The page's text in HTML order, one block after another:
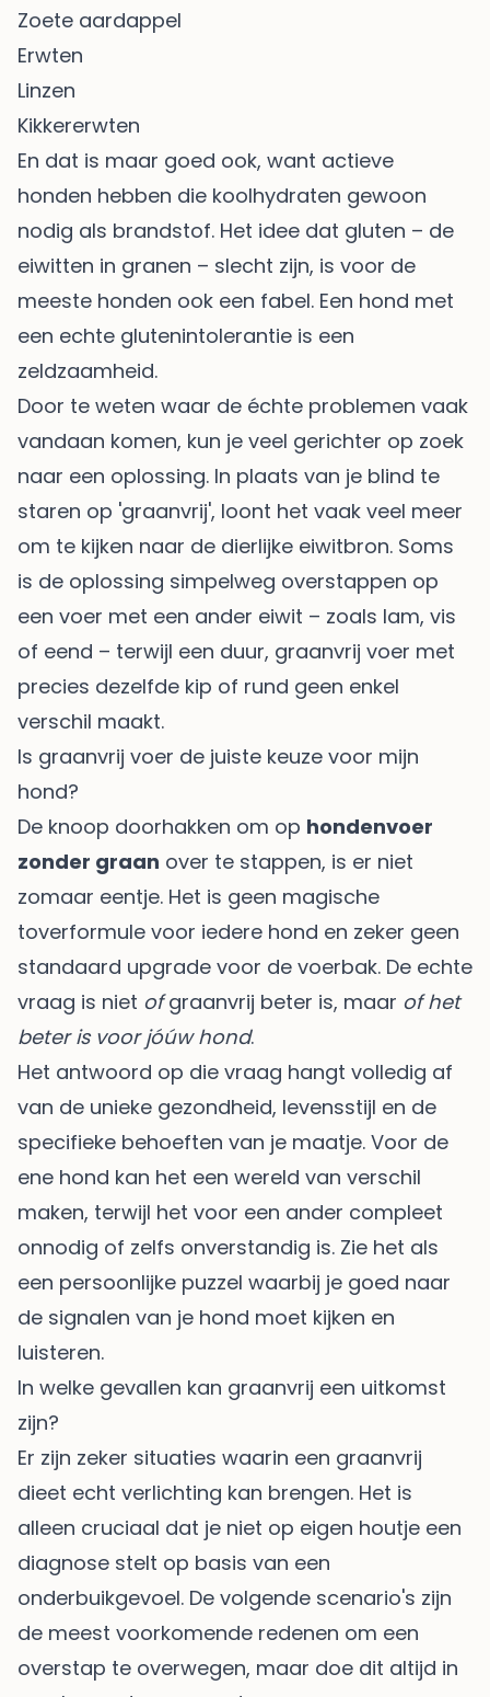
Zoete aardappel
Erwten
Linzen
Kikkererwten
En dat is maar goed ook, want actieve
honden hebben die koolhydraten gewoon
nodig als brandstof. Het idee dat gluten – de
eiwitten in granen – slecht zijn, is voor de
meeste honden ook een fabel. Een hond met
een echte glutenintolerantie is een
zeldzaamheid.
Door te weten waar de échte problemen vaak
vandaan komen, kun je veel gerichter op zoek
naar een oplossing. In plaats van je blind te
staren op 'graanvrij', loont het vaak veel meer
om te kijken naar de dierlijke eiwitbron. Soms
is de oplossing simpelweg overstappen op
een voer met een ander eiwit – zoals lam, vis
of eend – terwijl een duur, graanvrij voer met
precies dezelfde kip of rund geen enkel
verschil maakt.
Is graanvrij voer de juiste keuze voor mijn
hond?
De knoop doorhakken om op hondenvoer
zonder graan over te stappen, is er niet
zomaar eentje. Het is geen magische
toverformule voor iedere hond en zeker geen
standaard upgrade voor de voerbak. De echte
vraag is niet ofgraanvrij beter is, maar of het
beter is voor jóúw hond.
Het antwoord op die vraag hangt volledig af
van de unieke gezondheid, levensstijl en de
specifieke behoeften van je maatje. Voor de
ene hond kan het een wereld van verschil
maken, terwijl het voor een ander compleet
onnodig of zelfs onverstandig is. Zie het als
een persoonlijke puzzel waarbij je goed naar
de signalen van je hond moet kijken en
luisteren.
In welke gevallen kan graanvrij een uitkomst
zijn?
Er zijn zeker situaties waarin een graanvrij
dieet echt verlichting kan brengen. Het is
alleen cruciaal dat je niet op eigen houtje een
diagnose stelt op basis van een
onderbuikgevoel. De volgende scenario's zijn
de meest voorkomende redenen om een
overstap te overwegen, maar doe dit altijd in